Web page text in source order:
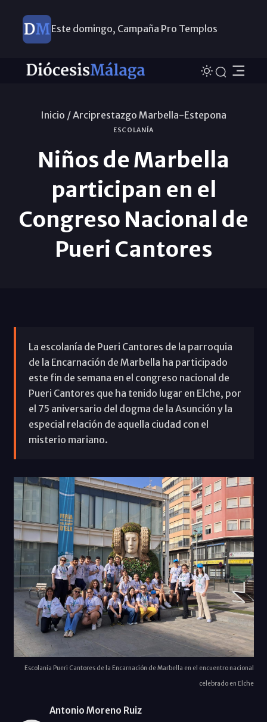
Este domingo, Campaña Pro Templos
Inicio /Arciprestazgo Marbella-Estepona
ESCOLANÍA
Niños de Marbella
participan en el
Congreso Nacional de
Pueri Cantores
La escolanía de Pueri Cantores de la parroquia
de la Encarnación de Marbella ha participado
este fin de semana en el congreso nacional de
Pueri Cantores que ha tenido lugar en Elche, por
el 75 aniversario del dogma de la Asunción y la
especial relación de aquella ciudad con el
misterio mariano.
Escolanía Pueri Cantores de la Encarnación de Marbella en el encuentro nacional
celebrado en Elche
Antonio Moreno Ruiz